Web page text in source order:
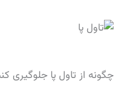
چگونه از تاول پا جلوگیری